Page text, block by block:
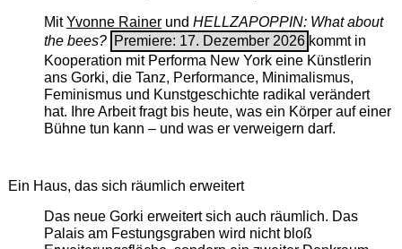
MitYvonne Rainerund HELLZAPOPPIN: What about
the bees? Premiere: 17. Dezember 2026 kommt in
Kooperation mit Performa New York eine Künstlerin
ans Gorki, die Tanz, Performance, Minimalismus,
Feminismus und Kunstgeschichte radikal verändert
hat. Ihre Arbeit fragt bis heute, was ein Körper auf einer
Bühne tun kann – und was er verweigern darf.
Ein Haus, das sich räumlich erweitert
Das neue Gorki erweitert sich auch räumlich. Das
Palais am Festungsgraben wird nicht bloß